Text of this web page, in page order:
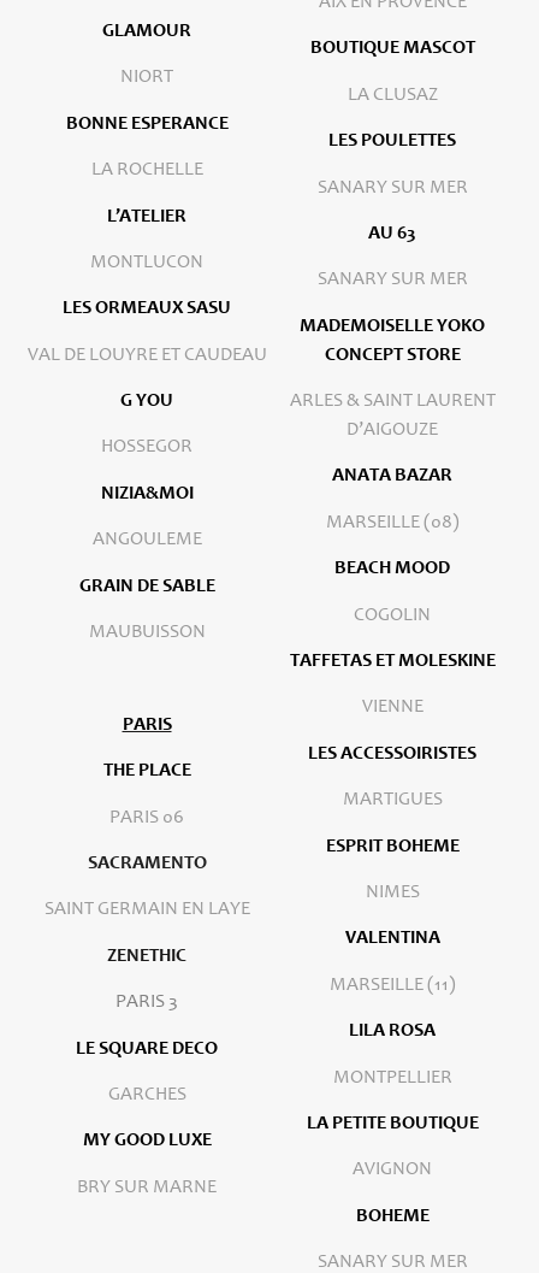
GLAMOUR
NIORT
BONNE ESPERANCE
LA ROCHELLE
L’ATELIER
MONTLUCON
LES ORMEAUX SASU
VAL DE LOUYRE ET CAUDEAU
G YOU
HOSSEGOR
NIZIA&MOI
ANGOULEME
GRAIN DE SABLE
MAUBUISSON
PARIS
THE PLACE
PARIS 06
SACRAMENTO
SAINT GERMAIN EN LAYE
ZENETHIC
PARIS 3
LE SQUARE DECO
GARCHES
MY GOOD LUXE
BRY SUR MARNE
BOUTIQUE MASCOT
LA CLUSAZ
LES POULETTES
SANARY SUR MER
AU 63
SANARY SUR MER
MADEMOISELLE YOKO
CONCEPT STORE
ARLES & SAINT LAURENT
D’AIGOUZE
ANATA BAZAR
MARSEILLE (08)
BEACH MOOD
COGOLIN
TAFFETAS ET MOLESKINE
VIENNE
LES ACCESSOIRISTES
MARTIGUES
ESPRIT BOHEME
NIMES
VALENTINA
MARSEILLE (11)
LILA ROSA
MONTPELLIER
LA PETITE BOUTIQUE
AVIGNON
BOHEME
SANARY SUR MER